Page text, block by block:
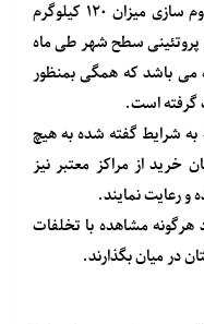
در یک فروشگاه بزرگ در کردان و یا معدوم سازی میزان ۱۲۰ کیلوگرم
سطح شهر طی ماه
می باشد که همگی بمنظور
گرفته است.
شرایط گفته شده به هیچ
خرید از مراکز معتبر نیز
و رعایت نمایند.
مشاهده با تخلفات
در میان بگذارند.